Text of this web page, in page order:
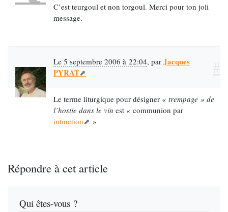
C’est teurgoul et non torgoul. Merci pour ton joli
message.
Le 5 septembre 2006 à 22:04, par Jacques
PYRAT
Le terme liturgique pour désigner « trempage » de
l’hostie dans le vin est « communion par
intinction
»
Répondre à cet article
Qui êtes-vous ?